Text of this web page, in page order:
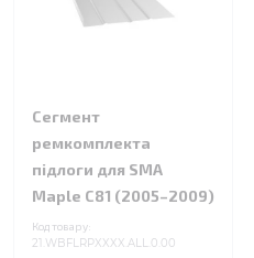
Сегмент
ремкомплекта
підлоги для SMA
Maple C81 (2005–2009)
Код товару:
21.WBFLRPXXXX.ALL.0.00